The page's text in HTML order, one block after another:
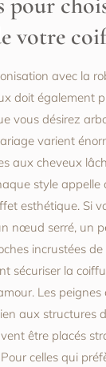
votre
avec la
doit également
vous désirez
varient
aux cheveux
style appelle
esthétique. Si
nœud serré, un
incrustées
sécuriser la
Les
aux structures
être placés
celles qui